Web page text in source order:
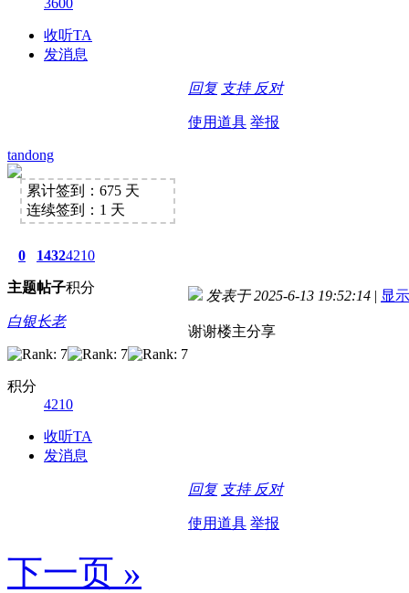
收听TA
发消息
回复 支持 反对
使用道具 举报
tandong
累计签到：675 天
连续签到：1 天
0
主题
1432
帖子
4210
积分
白银长老
积分
4210
收听TA
发消息
发表于 2025-6-13 19:52:14 | 显
谢谢楼主分享
回复 支持 反对
使用道具 举报
下一页 »